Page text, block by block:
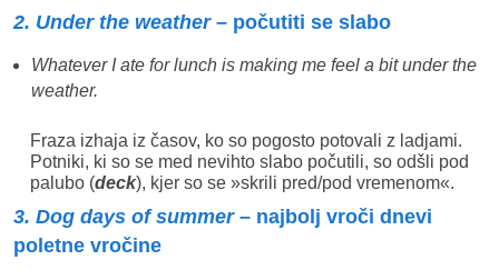
2. Under the weather – počutiti se slabo
Whatever I ate for lunch is making me feel a bit under the
weather.
Fraza izhaja iz časov, ko so pogosto potovali z ladjami.
Potniki, ki so se med nevihto slabo počutili, so odšli pod
palubo (deck), kjer so se »skrili pred/pod vremenom«.
3. Dog days of summer – najbolj vroči dnevi
poletne vročine